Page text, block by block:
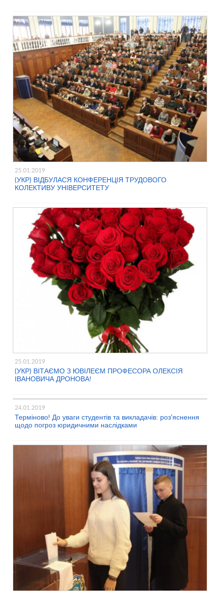
25.01.2019
(УКР) ВІДБУЛАСЯ КОНФЕРЕНЦІЯ ТРУДОВОГО
КОЛЕКТИВУ УНІВЕРСИТЕТУ
25.01.2019
(УКР) ВІТАЄМО З ЮВІЛЕЄМ ПРОФЕСОРА ОЛЕКСІЯ
ІВАНОВИЧА ДРОНОВА!
24.01.2019
Терміново! До уваги студентів та викладачів: роз’яснення
щодо погроз юридичними наслідками